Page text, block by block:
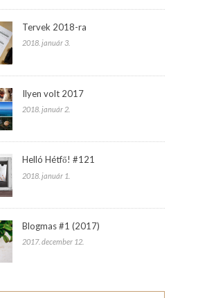
Tervek 2018-ra
2018. január 3.
Ilyen volt 2017
2018. január 2.
Helló Hétfő! #121
2018. január 1.
Blogmas #1 (2017)
2017. december 12.